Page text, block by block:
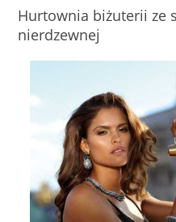
Hurtownia biżuterii ze
nierdzewnej